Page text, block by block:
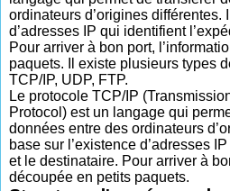
ordinateurs d’origines différentes.
d’adresses IP qui identifient
Pour arriver à bon port,
paquets. Il existe plusieurs types
TCP/IP, UDP, FTP.
Le protocole TCP/IP
Protocol) est un langage qui
données entre des ordinateurs
base sur l’existence d’adresses
et le destinataire. Pour arriver à
découpée en petits paquets.